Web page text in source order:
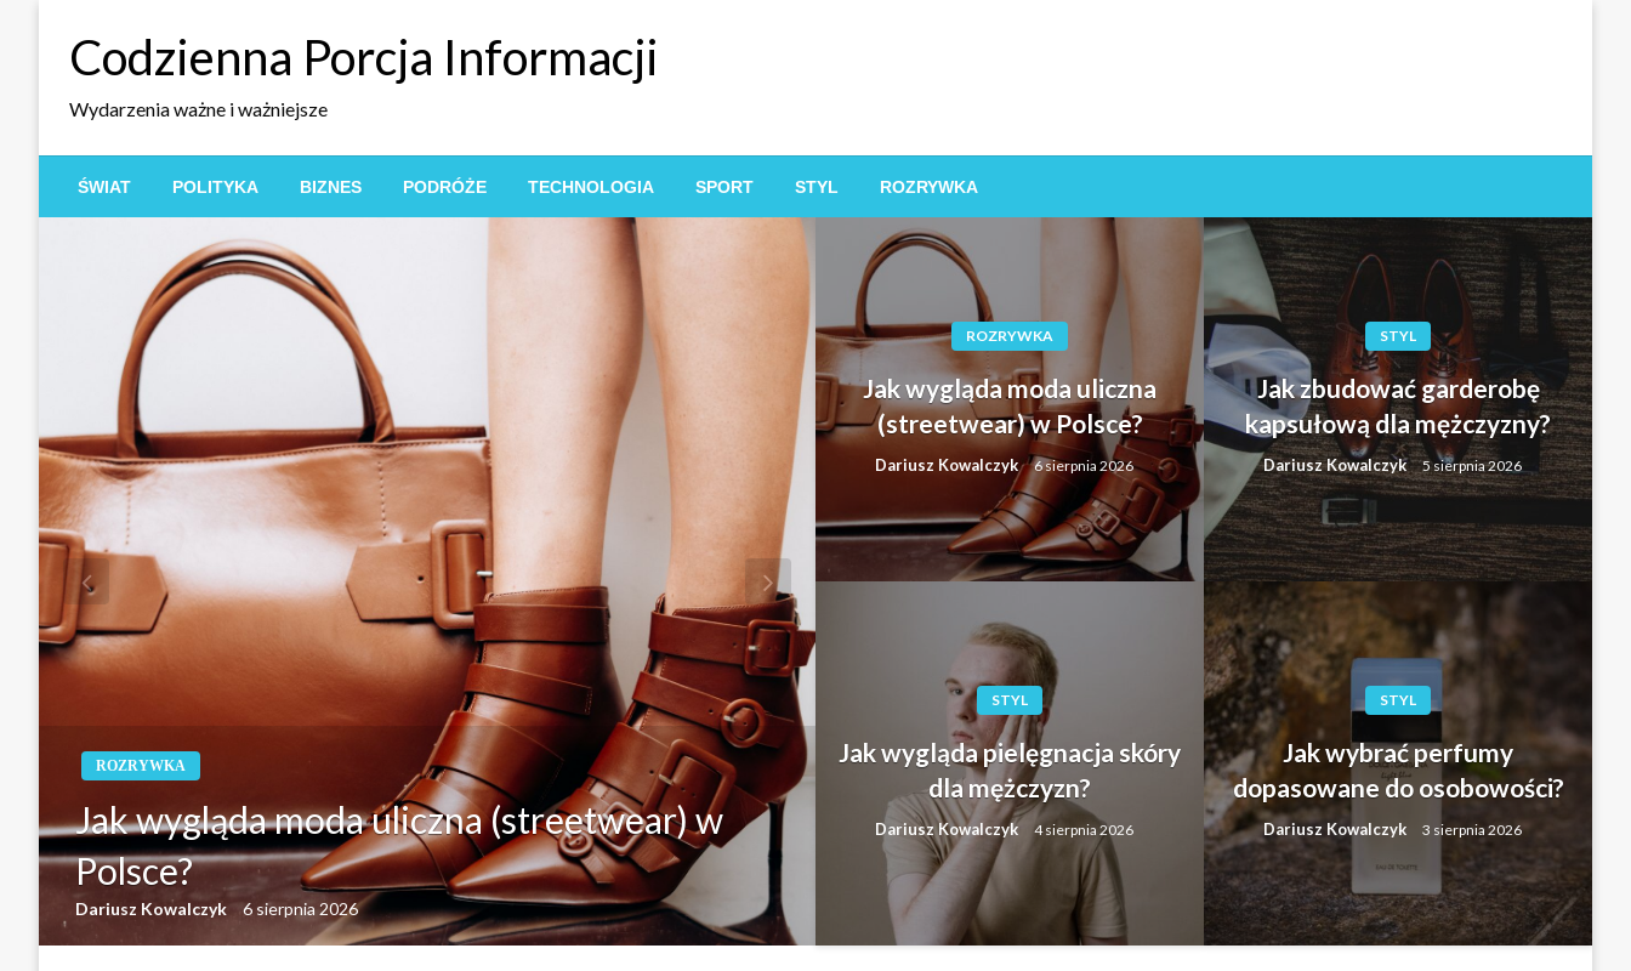
Codzienna Porcja Informacji
Wydarzenia ważne i ważniejsze
ŚWIAT POLITYKA BIZNES PODRÓŻE TECHNOLOGIA SPORT STYL ROZRYWKA
ROZRYWKA
Jak wygląda moda uliczna (streetwear) w
Polsce?
Dariusz Kowalczyk 6 sierpnia 2026
STYL
Jak zbudować garderobę kapsułową dla
mężczyzny?
Dariusz Kowalczyk 5 sierpnia 2026
ROZRYWKA
Jak wygląda moda uliczna
(streetwear) w Polsce?
Dariusz Kowalczyk 6 sierpnia 2026
STYL
Jak zbudować garderobę
kapsułową dla mężczyzny?
Dariusz Kowalczyk 5 sierpnia 2026
STYL
Jak wygląda pielęgnacja skóry
dla mężczyzn?
Dariusz Kowalczyk 4 sierpnia 2026
STYL
Jak wybrać perfumy
dopasowane do osobowości?
Dariusz Kowalczyk 3 sierpnia 2026